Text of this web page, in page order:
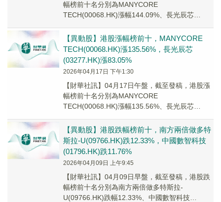
幅榜前十名分別為MANYCORE
TECH(00068.HK)漲幅144.09%、長光辰芯
【異動股】港股漲幅榜前十，MANYCORE
TECH(00068.HK)漲135.56%，長光辰芯
(03277.HK)漲83.05%
2026年04月17日 下午1:30
【財華社訊】04月17日午盤，截至發稿，港股漲
幅榜前十名分別為MANYCORE
TECH(00068.HK)漲幅135.56%、長光辰芯
【異動股】港股跌幅榜前十，南方兩倍做多特
斯拉-U(09766.HK)跌12.33%，中國數智科技
(01796.HK)跌11.76%
2026年04月09日 上午9:45
【財華社訊】04月09日早盤，截至發稿，港股跌
幅榜前十名分別為南方兩倍做多特斯拉-
U(09766.HK)跌幅12.33%、中國數智科技